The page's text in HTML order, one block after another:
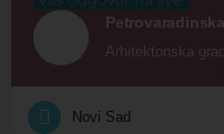
Arhitektonska
Novi Sad